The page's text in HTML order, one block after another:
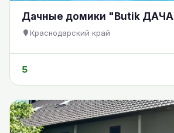
Дачные домики "Butik ДАЧА
Краснодарский край
5